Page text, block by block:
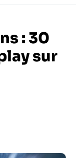
: 30
sur